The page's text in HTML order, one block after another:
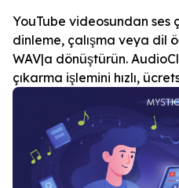
YouTube videosundan ses
dinleme, çalışma veya dil
WAV|a dönüştürün.
çıkarma işlemini hızlı,